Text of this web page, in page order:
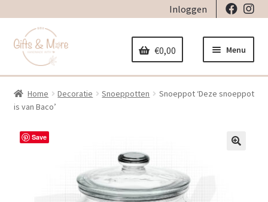
Inloggen
door
naar
navigatie
naar
inhoud
Menu
Home
Stickers
€0,00
Home Decoratie Snoeppotten
Snoeppot ‘Deze snoeppot
is van Baco’
Save